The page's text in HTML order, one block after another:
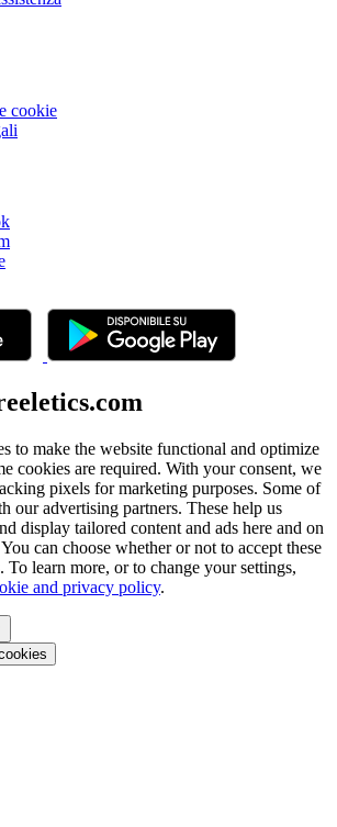
cookie
to make the website functional and optimize
cookies are required. With your consent, we
pixels for marketing purposes. Some of
our advertising partners. These help us
display tailored content and ads here and on
can choose whether or not to accept these
To learn more, or to change your settings,
and privacy policy.